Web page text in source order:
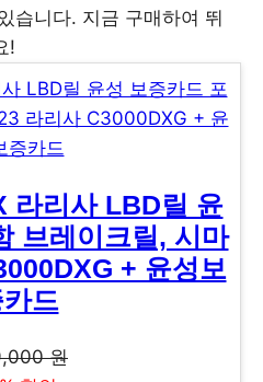
습니다. 지금 구매하여 뛰
!
라리사 LBD릴 윤
브레이크릴, 시마
+ 윤성보
드
원